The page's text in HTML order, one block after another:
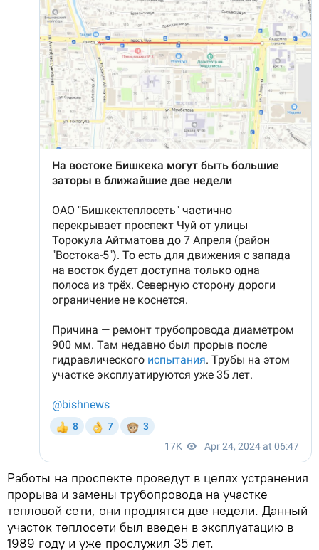
Работы на проспекте проведут в целях устранения
прорыва и замены трубопровода на участке
тепловой сети, они продлятся две недели. Данный
участок теплосети был введен в эксплуатацию в
1989 году и уже прослужил 35 лет.